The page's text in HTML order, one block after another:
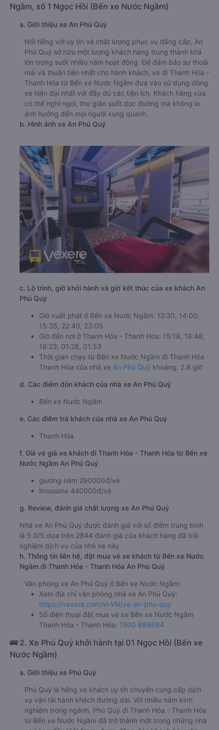
Ngầm, số 1 Ngọc Hồi (Bến xe Nước Ngầm)
a. Giới thiệu xe An Phú Quý
Nổi tiếng với uy tín và chất lượng phục vụ đẳng cấp, An
Phú Quý sở hữu một lượng khách hàng trung thành khá
lớn trong suốt nhiều năm hoạt động. Để đảm bảo sự thoải
mái và thuận tiện nhất cho hành khách, xe đi Thanh Hóa -
Thanh Hóa từ Bến xe Nước Ngầm đưa vào sử dụng dòng
xe hiện đại nhất với đầy đủ các tiện ích. Khách hàng vừa
có thể nghỉ ngơi, thư giãn suốt dọc đường mà không lo
ảnh hưởng đến mọi người xung quanh.
b. Hình ảnh xe An Phú Quý
c. Lộ trình, giờ khởi hành và giờ kết thúc của xe khách An
Phú Quý
Giờ xuất phát ở Bến xe Nước Ngầm: 12:30, 14:00,
15:35, 22:40, 23:05
Giờ đến nơi ở Thanh Hóa - Thanh Hóa: 15:18, 16:48,
18:23, 01:28, 01:53
Thời gian chạy từ Bến xe Nước Ngầm đi Thanh Hóa -
Thanh Hóa của nhà xe An Phú Quý khoảng: 2.8 giờ
d. Các điểm đón khách của nhà xe An Phú Quý
Bến xe Nước Ngầm
e. Các điểm trả khách của nhà xe An Phú Quý
Thanh Hóa
f. Giá vé giá xe khách đi Thanh Hóa - Thanh Hóa từ Bến xe
Nước Ngầm An Phú Quý
giường nằm 290000đ/vé
limousine 440000đ/vé
g. Review, đánh giá chất lượng xe An Phú Quý
Nhà xe An Phú Quý được đánh giá với số điểm trung bình
là 5.0/5 dựa trên 2844 đánh giá của khách hàng đã trải
nghiệm dịch vụ của nhà xe này.
h. Thông tin liên hệ, đặt mua vé xe khách từ Bến xe Nước
Ngầm đi Thanh Hóa - Thanh Hóa An Phú Quý
Văn phòng xe An Phú Quý ở Bến xe Nước Ngầm:
Xem địa chỉ văn phòng nhà xe An Phú Quý:
https://vexere.com/vi-VN/xe-an-phu-quy
Số điện thoại đặt mua vé xe Bến xe Nước Ngầm
Thanh Hóa - Thanh Hóa: 1900 888684
🚌 2. Xe Phú Quý khởi hành tại 01 Ngọc Hồi (Bến xe
Nước Ngầm)
a. Giới thiệu xe Phú Quý
Phú Quý là hãng xe khách uy tín chuyên cung cấp dịch
vụ vận tải hành khách đường dài. Với nhiều năm kinh
nghiệm trong ngành, Phú Quý đi Thanh Hóa - Thanh Hóa
từ Bến xe Nước Ngầm đã trở thành một trong những nhà